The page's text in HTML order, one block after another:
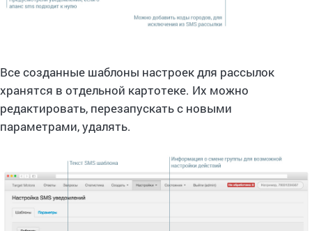
Все созданные шаблоны настроек для рассылок
хранятся в отдельной картотеке. Их можно
редактировать, перезапускать с новыми
параметрами, удалять.